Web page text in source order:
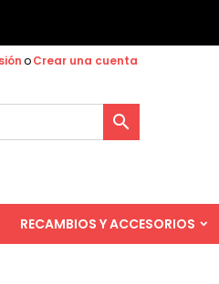
oCrear una cuenta

RECAMBIOS Y ACCESORIOS